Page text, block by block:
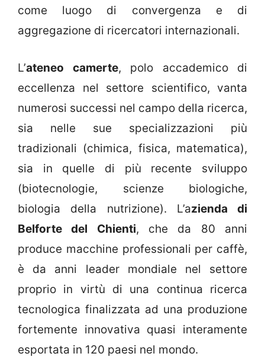
come luogo di convergenza e di
aggregazione di ricercatori internazionali.
L’ateneo camerte, polo accademico di
eccellenza nel settore scientifico, vanta
numerosi successi nel campo della ricerca,
sia nelle sue specializzazioni più
tradizionali (chimica, fisica, matematica),
sia in quelle di più recente sviluppo
(biotecnologie, scienze biologiche,
biologia della nutrizione). L’azienda di
Belforte del Chienti, che da 80 anni
produce macchine professionali per caffè,
è da anni leader mondiale nel settore
proprio in virtù di una continua ricerca
tecnologica finalizzata ad una produzione
fortemente innovativa quasi interamente
esportata in 120 paesi nel mondo.